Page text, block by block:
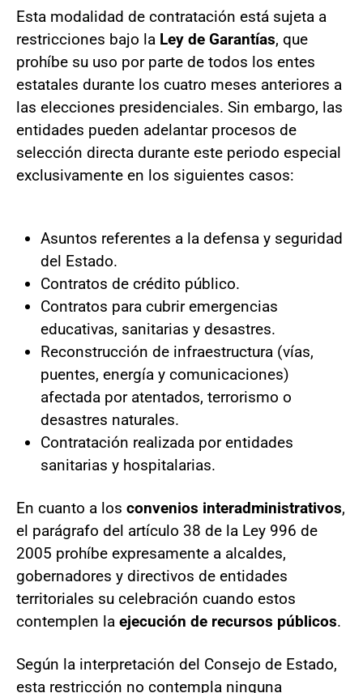
Esta modalidad de contratación está sujeta a
restricciones bajo la Ley de Garantías, que
prohíbe su uso por parte de todos los entes
estatales durante los cuatro meses anteriores a
las elecciones presidenciales. Sin embargo, las
entidades pueden adelantar procesos de
selección directa durante este periodo especial
exclusivamente en los siguientes casos:
Asuntos referentes a la defensa y seguridad
del Estado.
Contratos de crédito público.
Contratos para cubrir emergencias
educativas, sanitarias y desastres.
Reconstrucción de infraestructura (vías,
puentes, energía y comunicaciones)
afectada por atentados, terrorismo o
desastres naturales.
Contratación realizada por entidades
sanitarias y hospitalarias.
En cuanto a los convenios interadministrativos,
el parágrafo del artículo 38 de la Ley 996 de
2005 prohíbe expresamente a alcaldes,
gobernadores y directivos de entidades
territoriales su celebración cuando estos
contemplen la ejecución de recursos públicos.
Según la interpretación del Consejo de Estado,
esta restricción no contempla ninguna